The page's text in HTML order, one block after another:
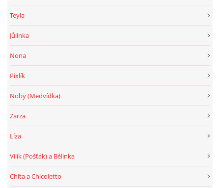
Teyla
Jůlinka
Nona
Pixlík
Noby (Medvídka)
Zarza
Líza
Vilík (Pošťák) a Bělinka
Chita a Chicoletto